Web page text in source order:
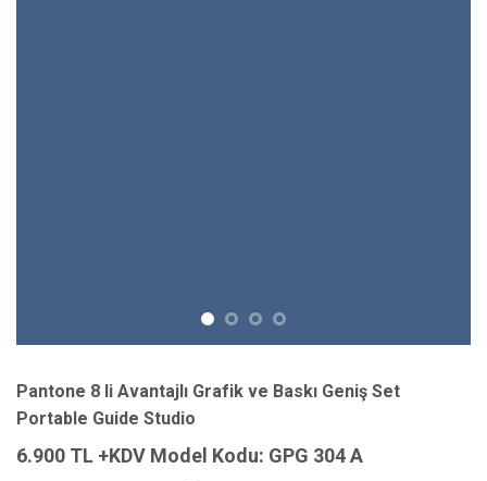
Pantone 8 li Avantajlı Grafik ve Baskı Geniş Set
Portable Guide Studio
6.900 TL +KDV Model Kodu: GPG 304 A